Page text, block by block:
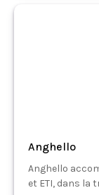
Anghello
Anghello
et ETI, dans la